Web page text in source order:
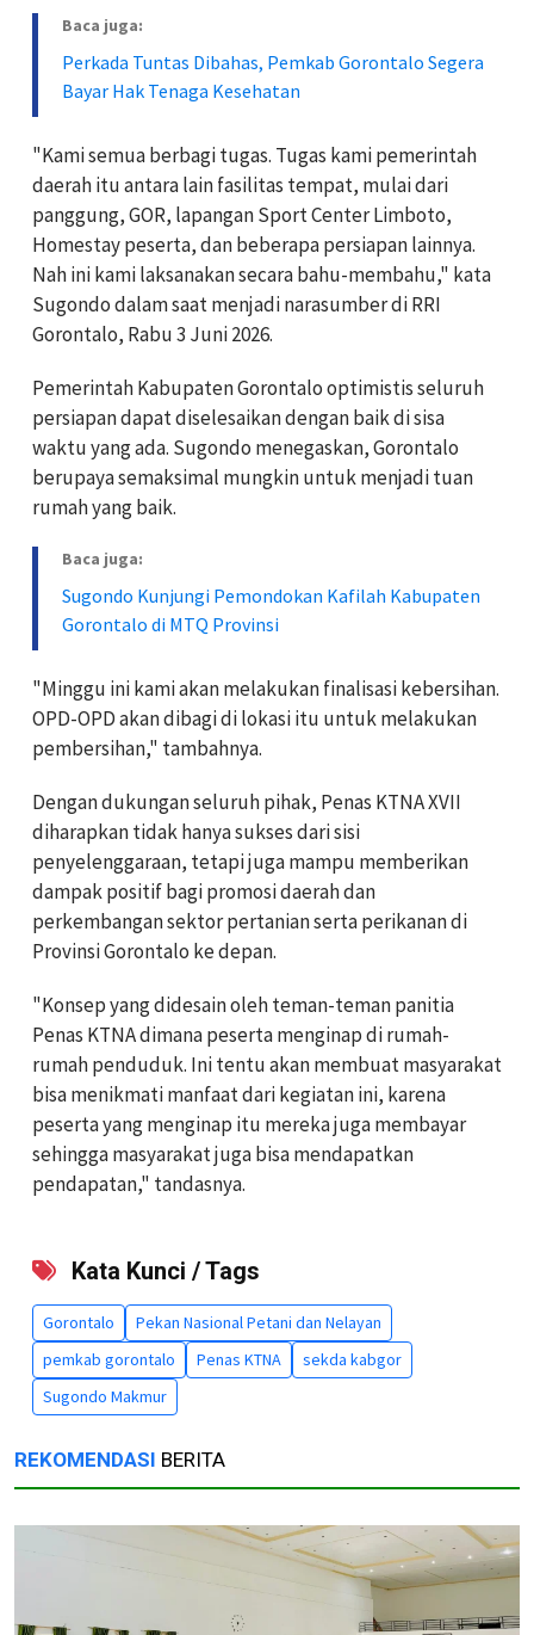
Baca juga:
Perkada Tuntas Dibahas, Pemkab Gorontalo Segera
Bayar Hak Tenaga Kesehatan
"Kami semua berbagi tugas. Tugas kami pemerintah
daerah itu antara lain fasilitas tempat, mulai dari
panggung, GOR, lapangan Sport Center Limboto,
Homestay peserta, dan beberapa persiapan lainnya.
Nah ini kami laksanakan secara bahu-membahu," kata
Sugondo dalam saat menjadi narasumber di RRI
Gorontalo, Rabu 3 Juni 2026.
Pemerintah Kabupaten Gorontalo optimistis seluruh
persiapan dapat diselesaikan dengan baik di sisa
waktu yang ada. Sugondo menegaskan, Gorontalo
berupaya semaksimal mungkin untuk menjadi tuan
rumah yang baik.
Baca juga:
Sugondo Kunjungi Pemondokan Kafilah Kabupaten
Gorontalo di MTQ Provinsi
"Minggu ini kami akan melakukan finalisasi kebersihan.
OPD-OPD akan dibagi di lokasi itu untuk melakukan
pembersihan," tambahnya.
Dengan dukungan seluruh pihak, Penas KTNA XVII
diharapkan tidak hanya sukses dari sisi
penyelenggaraan, tetapi juga mampu memberikan
dampak positif bagi promosi daerah dan
perkembangan sektor pertanian serta perikanan di
Provinsi Gorontalo ke depan.
"Konsep yang didesain oleh teman-teman panitia
Penas KTNA dimana peserta menginap di rumah-
rumah penduduk. Ini tentu akan membuat masyarakat
bisa menikmati manfaat dari kegiatan ini, karena
peserta yang menginap itu mereka juga membayar
sehingga masyarakat juga bisa mendapatkan
pendapatan," tandasnya.
Kata Kunci / Tags
Gorontalo
Pekan Nasional Petani dan Nelayan
pemkab gorontalo
Penas KTNA
sekda kabgor
Sugondo Makmur
REKOMENDASI BERITA